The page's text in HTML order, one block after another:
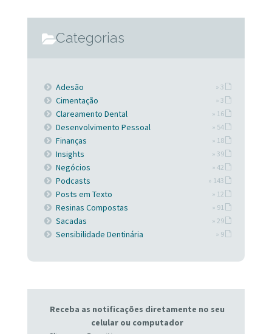
Categorias
Adesão » 3
Cimentação » 3
Clareamento Dental » 16
Desenvolvimento Pessoal » 54
Finanças » 18
Insights » 39
Negócios » 42
Podcasts » 143
Posts em Texto » 12
Resinas Compostas » 91
Sacadas » 29
Sensibilidade Dentinária » 9
Receba as notificações diretamente no seu
celular ou computador